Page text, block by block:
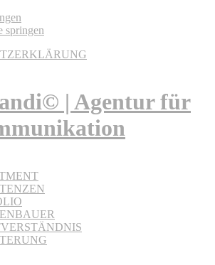
springen
| Agentur für